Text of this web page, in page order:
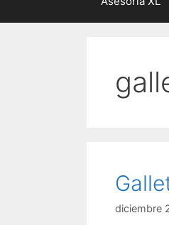
diciembre